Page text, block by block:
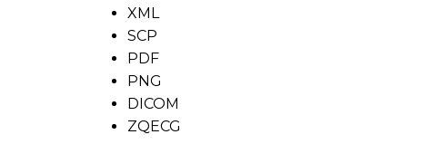
XML
SCP
PDF
PNG
DICOM
ZQECG